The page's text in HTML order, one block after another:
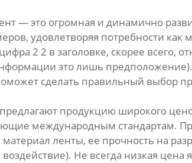
— это огромная и динамично
удовлетворяя потребности
2 2 в заголовке, скорее
это лишь
сделать правильный выбор
продукцию широкого
международным стандартам.
ленты, ее прочность на
Не всегда низкая цена